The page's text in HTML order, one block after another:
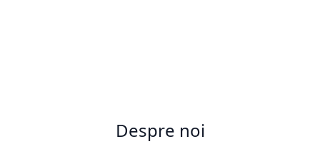
Despre noi